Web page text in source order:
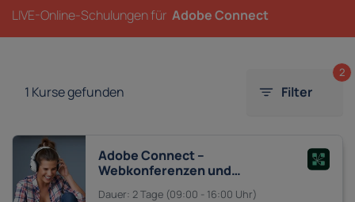
LIVE-Online-Schulungen für Adobe Connect
1 Kurse gefunden Filter
2
Adobe Connect –
Webkonferenzen und
Präsentationen halten
2 Tage 09:00 - 16:00